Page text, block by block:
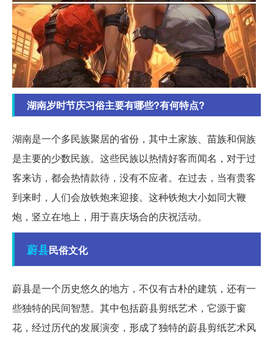
湖南岁时节庆习俗主要有哪些?有何特点?
湖南是一个多民族聚居的省份，其中土家族、苗族和侗族
是主要的少数民族。这些民族以热情好客而闻名，对于过
客来访，都会热情款待，没有不应者。在过去，当有贵客
到来时，人们会放铁炮来迎接。这种铁炮大小如同大鞭
炮，竖立在地上，用于喜庆场合的庆祝活动。
蔚县民俗文化
蔚县是一个历史悠久的地方，不仅有古朴的建筑，还有一
些独特的民间智慧。其中包括蔚县剪纸艺术，它源于窗
花，经过历代的发展演变，形成了独特的蔚县剪纸艺术风